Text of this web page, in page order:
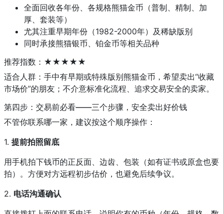
全面回收各年份、各规格熊猫金币（普制、精制、加
厚、套装等）
尤其注重早期年份（1982-2000年）及稀缺版别
同时承接熊猫银币、铂金币等相关品种
推荐指数：★★★★★
适合人群：手中有早期或特殊版别熊猫金币，希望卖出“收藏
市场价”的朋友；不介意标准化流程、追求交易安全的卖家。
第四步：交易前必看——三个步骤，安全卖出好价钱
不管你联系哪一家，建议按这个顺序操作：
1. 提前拍照留底
用手机拍下钱币的正反面、边齿、包装（如有证书或原盒也要
拍）。方便对方远程初步估价，也避免后续争议。
2. 电话沟通确认